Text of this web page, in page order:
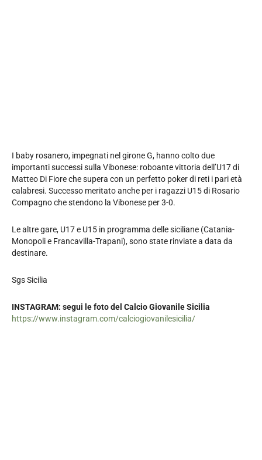
I baby rosanero, impegnati nel girone G, hanno colto due
importanti successi sulla Vibonese: roboante vittoria dell’U17 di
Matteo Di Fiore che supera con un perfetto poker di reti i pari età
calabresi. Successo meritato anche per i ragazzi U15 di Rosario
Compagno che stendono la Vibonese per 3-0.
Le altre gare, U17 e U15 in programma delle siciliane (Catania-
Monopoli e Francavilla-Trapani), sono state rinviate a data da
destinare.
Sgs Sicilia
INSTAGRAM: segui le foto del Calcio Giovanile Sicilia
https://www.instagram.com/calciogiovanilesicilia/